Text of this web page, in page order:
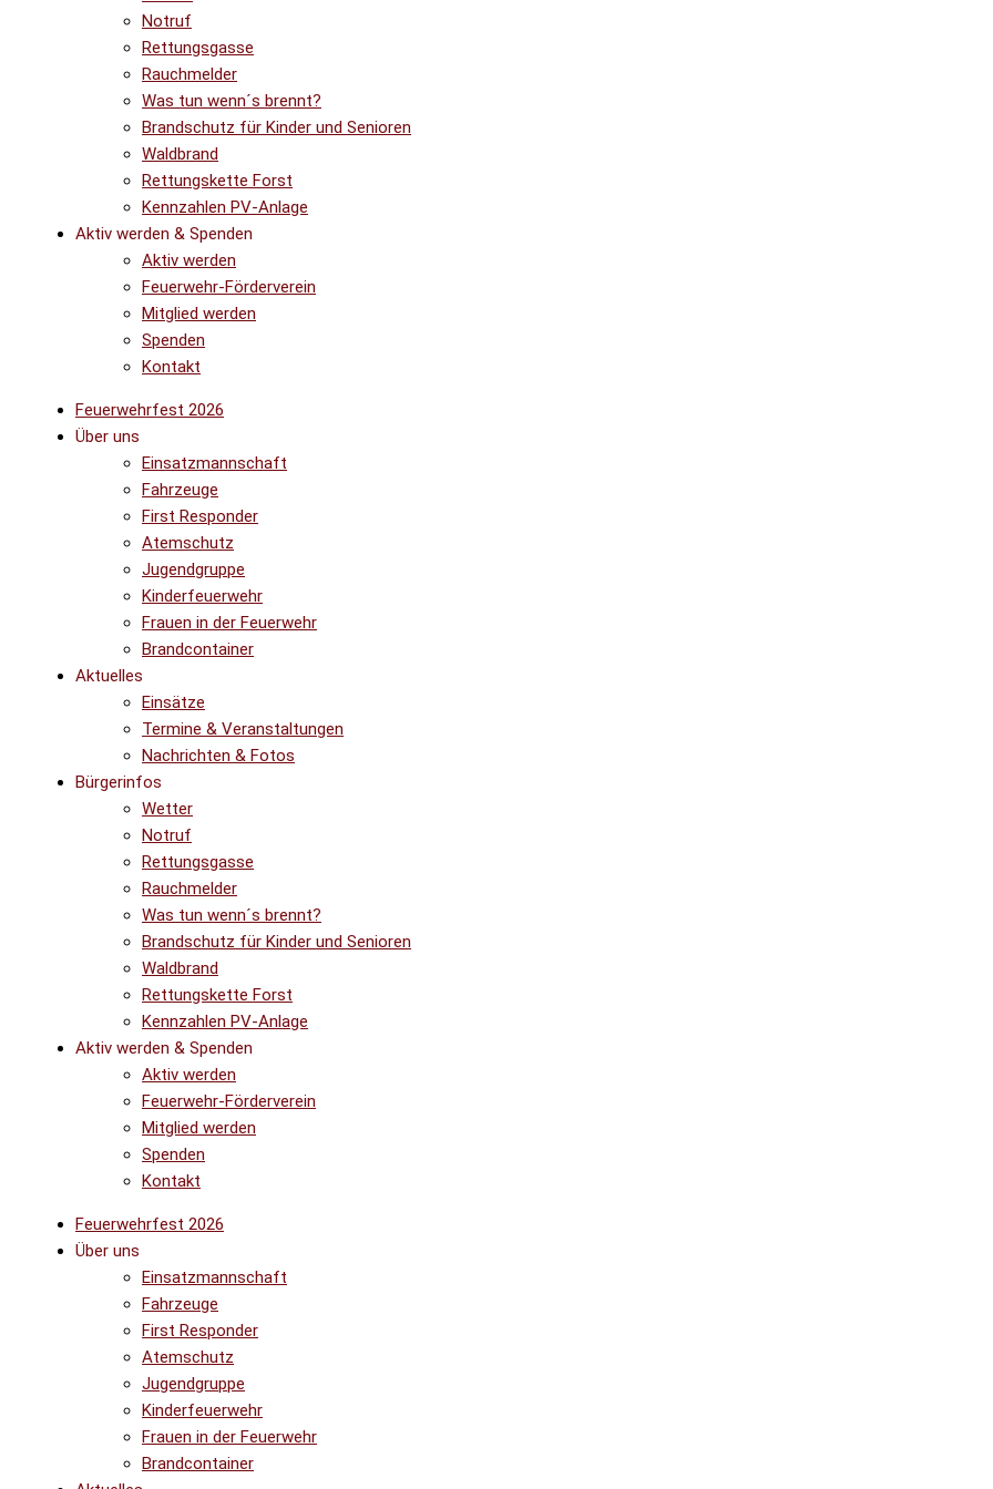
Notruf
Rettungsgasse
Rauchmelder
Was tun wenn´s brennt?
Brandschutz für Kinder und Senioren
Waldbrand
Rettungskette Forst
Kennzahlen PV-Anlage
Aktiv werden & Spenden
Aktiv werden
Feuerwehr-Förderverein
Mitglied werden
Spenden
Kontakt
Feuerwehrfest 2026
Über uns
Einsatzmannschaft
Fahrzeuge
First Responder
Atemschutz
Jugendgruppe
Kinderfeuerwehr
Frauen in der Feuerwehr
Brandcontainer
Aktuelles
Einsätze
Termine & Veranstaltungen
Nachrichten & Fotos
Bürgerinfos
Wetter
Notruf
Rettungsgasse
Rauchmelder
Was tun wenn´s brennt?
Brandschutz für Kinder und Senioren
Waldbrand
Rettungskette Forst
Kennzahlen PV-Anlage
Aktiv werden & Spenden
Aktiv werden
Feuerwehr-Förderverein
Mitglied werden
Spenden
Kontakt
Feuerwehrfest 2026
Über uns
Einsatzmannschaft
Fahrzeuge
First Responder
Atemschutz
Jugendgruppe
Kinderfeuerwehr
Frauen in der Feuerwehr
Brandcontainer